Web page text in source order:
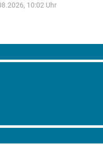
10:02 Uhr